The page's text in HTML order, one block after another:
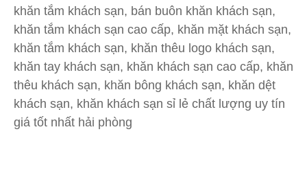
khăn tắm khách sạn, bán buôn khăn khách sạn,
khăn tắm khách sạn cao cấp, khăn mặt khách sạn,
khăn tắm khách sạn, khăn thêu logo khách sạn,
khăn tay khách sạn, khăn khách sạn cao cấp, khăn
thêu khách sạn, khăn bông khách sạn, khăn dệt
khách sạn, khăn khách sạn sỉ lẻ chất lượng uy tín
giá tốt nhất hải phòng